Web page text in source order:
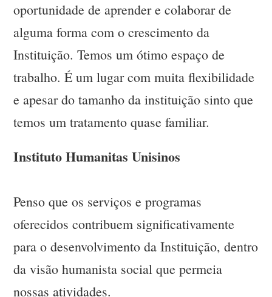
oportunidade de aprender e colaborar de
alguma forma com o crescimento da
Instituição. Temos um ótimo espaço de
trabalho. É um lugar com muita flexibilidade
e apesar do tamanho da instituição sinto que
temos um tratamento quase familiar.
Instituto Humanitas Unisinos
Penso que os serviços e programas
oferecidos contribuem significativamente
para o desenvolvimento da Instituição, dentro
da visão humanista social que permeia
nossas atividades.